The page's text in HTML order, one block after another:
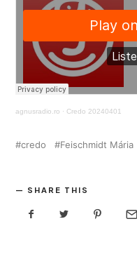
agnusradio.ro · Credo 20240401
credo Feischmidt Mária
SHARE THIS